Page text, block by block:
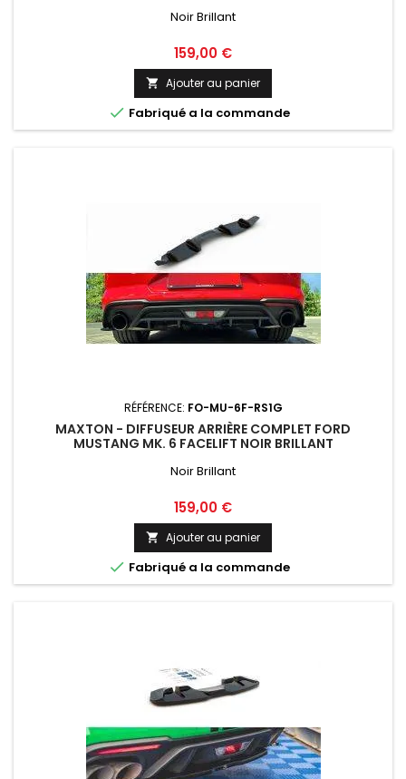
Noir Brillant
Prix
159,00 €
 Ajouter au panier
 Fabriqué a la commande
RÉFÉRENCE: FO-MU-6F-RS1G
MAXTON - DIFFUSEUR ARRIÈRE COMPLET FORD
MUSTANG MK. 6 FACELIFT NOIR BRILLANT
Noir Brillant
Prix
159,00 €
 Ajouter au panier
 Fabriqué a la commande